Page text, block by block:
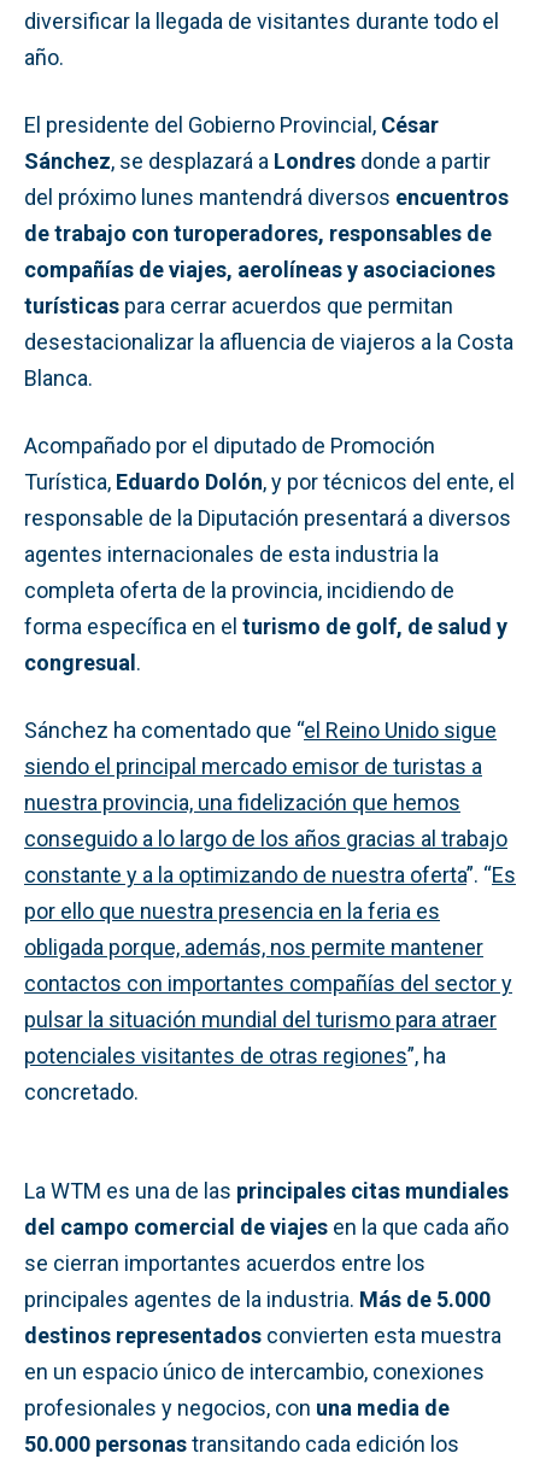
diversificar la llegada de visitantes durante todo el
año.
El presidente del Gobierno Provincial, César
Sánchez, se desplazará a Londres donde a partir
del próximo lunes mantendrá diversos encuentros
de trabajo con turoperadores, responsables de
compañías de viajes, aerolíneas y asociaciones
turísticas para cerrar acuerdos que permitan
desestacionalizar la afluencia de viajeros a la Costa
Blanca.
Acompañado por el diputado de Promoción
Turística, Eduardo Dolón, y por técnicos del ente, el
responsable de la Diputación presentará a diversos
agentes internacionales de esta industria la
completa oferta de la provincia, incidiendo de
forma específica en el turismo de golf, de salud y
congresual.
Sánchez ha comentado que “el Reino Unido sigue
siendo el principal mercado emisor de turistas a
nuestra provincia, una fidelización que hemos
conseguido a lo largo de los años gracias al trabajo
constante y a la optimizando de nuestra oferta”. “Es
por ello que nuestra presencia en la feria es
obligada porque, además, nos permite mantener
contactos con importantes compañías del sector y
pulsar la situación mundial del turismo para atraer
potenciales visitantes de otras regiones”, ha
concretado.
La WTM es una de las principales citas mundiales
del campo comercial de viajes en la que cada año
se cierran importantes acuerdos entre los
principales agentes de la industria. Más de 5.000
destinos representados convierten esta muestra
en un espacio único de intercambio, conexiones
profesionales y negocios, con una media de
50.000 personastransitando cada edición los